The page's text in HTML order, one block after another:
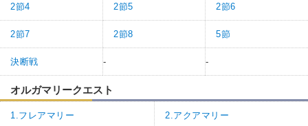
2節4 2節5 2節6
2節7 2節8 5節
決断戦 - -
オルガマリークエスト
1.フレアマリー 2.アクアマリー